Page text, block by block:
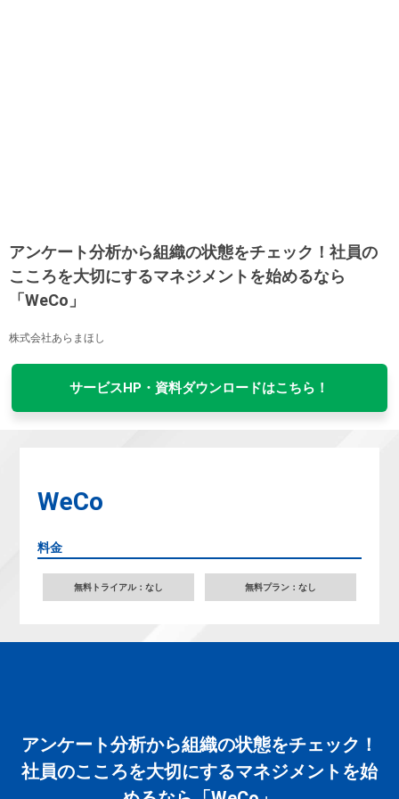
アンケート分析から組織の状態をチェック！社員の
こころを大切にするマネジメントを始めるなら
「WeCo」
株式会社あらまほし
サービスHP・資料ダウンロードはこちら！
WeCo
料金
無料トライアル：なし 無料プラン：なし
アンケート分析から組織の状態をチェック！
社員のこころを大切にするマネジメントを始